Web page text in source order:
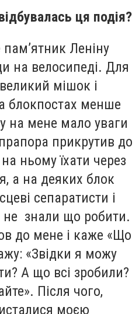
ця подія?
Леніну
на велосипеді. Для
мішок і
блокпостах менше
на мене мало уваги
прикрутив до
ньому їхати через
а на деяких блок
сепаратисти і
не знали що робити.
до мене і каже «Що
«Звідки я можу
А що всі зробили?
Після чого,
моєю